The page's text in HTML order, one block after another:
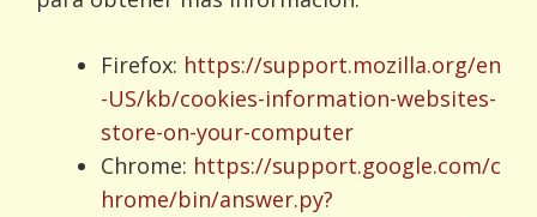
Firefox: https://support.mozilla.org/en
-US/kb/cookies-information-websites-
store-on-your-computer
Chrome: https://support.google.com/c
hrome/bin/answer.py?